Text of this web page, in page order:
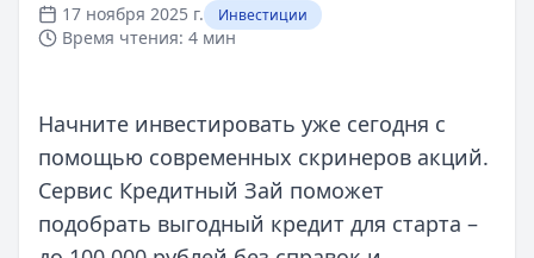
17 ноября 2025 г. Инвестиции
Время чтения: 4 мин
Начните инвестировать уже сегодня с
помощью современных скринеров акций.
Сервис Кредитный Зай поможет
подобрать выгодный кредит для старта –